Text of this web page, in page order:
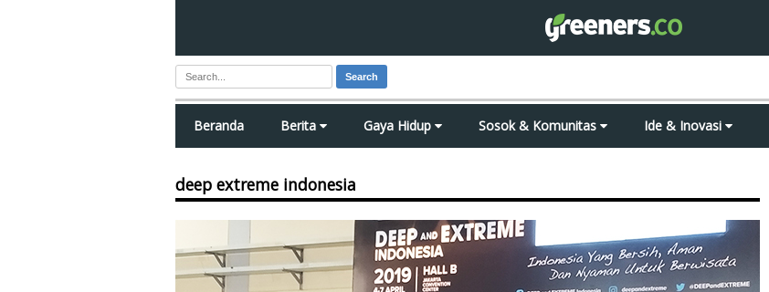
Search
Beranda Berita Gaya Hidup Sosok & Komunitas Ide & Inovasi
deep extreme indonesia